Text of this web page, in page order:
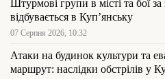
Штурмові групи в місті та бої
відбувається в Куп’янську
07 Серпня 2026, 10:32
Атаки на будинок культури та
маршрут: наслідки обстрілів у